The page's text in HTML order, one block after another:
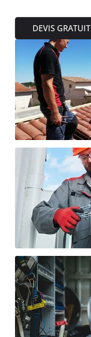
DEVIS GRATUIT